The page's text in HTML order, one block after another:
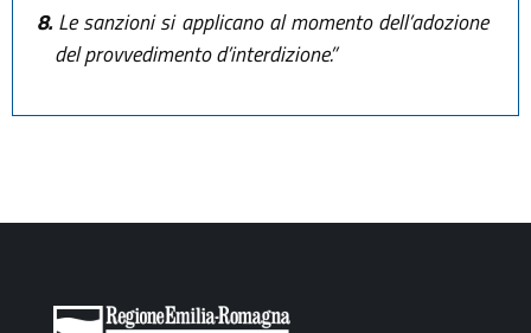
8.Le sanzioni si applicano al momento dell’adozione
del provvedimento d’interdizione.”